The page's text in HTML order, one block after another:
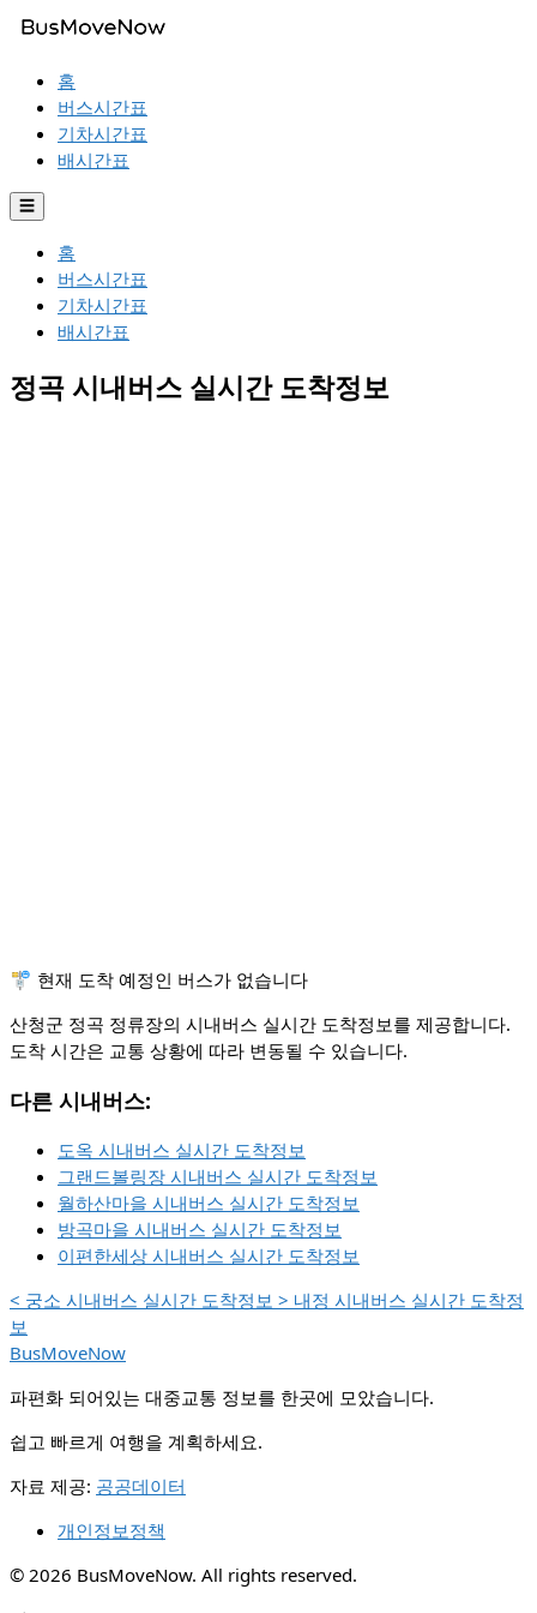
홈
버스시간표
기차시간표
배시간표
☰
홈
버스시간표
기차시간표
배시간표
정곡 시내버스 실시간 도착정보
🚏 현재 도착 예정인 버스가 없습니다
산청군 정곡 정류장의 시내버스 실시간 도착정보를 제공합니다.
도착 시간은 교통 상황에 따라 변동될 수 있습니다.
다른 시내버스:
도옥 시내버스 실시간 도착정보
그랜드볼링장 시내버스 실시간 도착정보
월하산마을 시내버스 실시간 도착정보
방곡마을 시내버스 실시간 도착정보
이편한세상 시내버스 실시간 도착정보
< 궁소 시내버스 실시간 도착정보 > 내정 시내버스 실시간 도착정
보
BusMoveNow
파편화 되어있는 대중교통 정보를 한곳에 모았습니다.
쉽고 빠르게 여행을 계획하세요.
자료 제공: 공공데이터
개인정보정책
© 2026 BusMoveNow. All rights reserved.